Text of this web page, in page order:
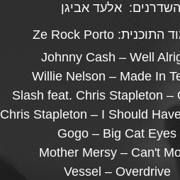
השדרנים: אלעד אביגן
התוכנית: Ze Rock Porto
Johnny Cash – Well
Willie Nelson – Made In
Slash feat. Chris Stapleton –
Chris Stapleton – I Should
Gogo – Big Cat Eyes
Mother Mersy – Can't
Vessel – Overdrive